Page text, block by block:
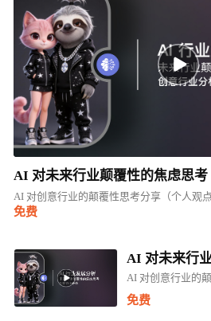
AI 对未来行业颠覆性的焦虑思考
AI 对创意行业的颠覆性思考分享（个人观
免费
免费